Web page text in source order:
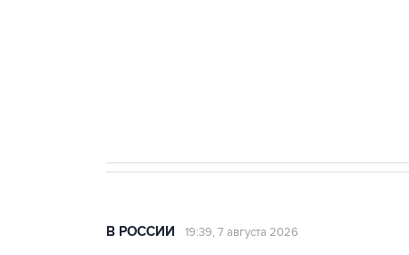
В РОССИИ 19:39, 7 августа 2026